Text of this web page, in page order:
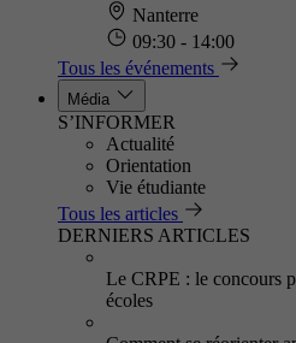
Nanterre
09:30 - 14:00
Tous les événements
Média
S’INFORMER
Actualité
Orientation
Vie étudiante
Tous les articles
DERNIERS ARTICLES
Le CRPE : le concours
écoles